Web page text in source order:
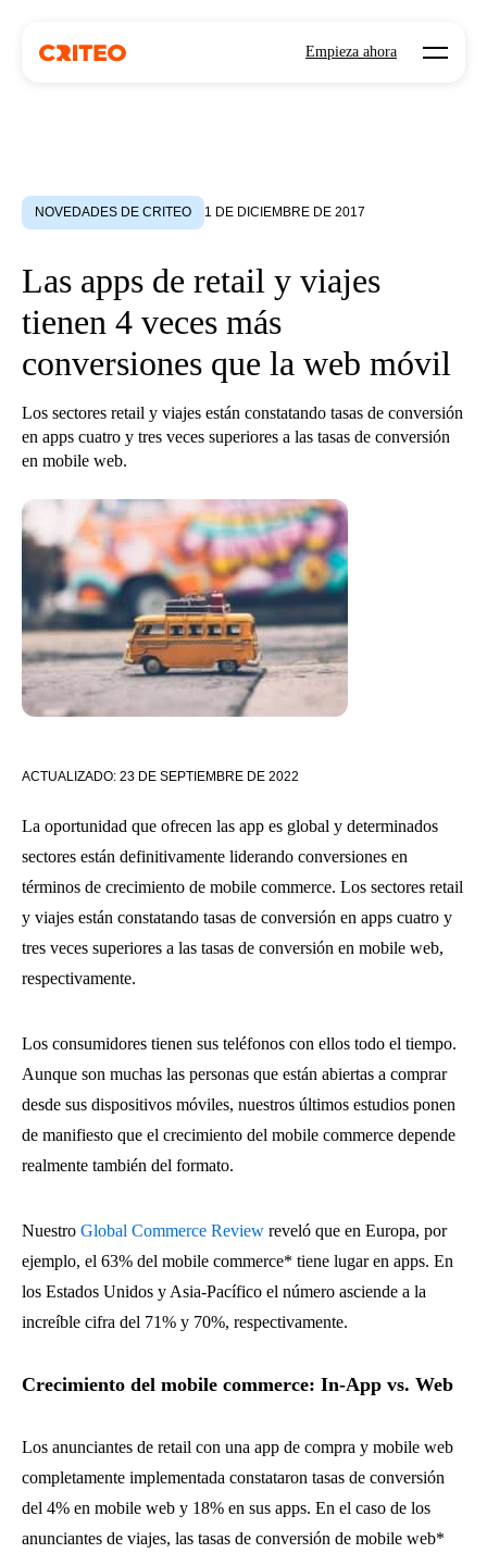
Empieza ahora Open
NOVEDADES DE CRITEO 1 DE DICIEMBRE DE 2017
Las apps de retail y viajes
tienen 4 veces más
conversiones que la web móvil
Los sectores retail y viajes están constatando tasas de conversión
en apps cuatro y tres veces superiores a las tasas de conversión
en mobile web.
ACTUALIZADO: 23 DE SEPTIEMBRE DE 2022
La oportunidad que ofrecen las app es global y determinados
sectores están definitivamente liderando conversiones en
términos de crecimiento de mobile commerce. Los sectores retail
y viajes están constatando tasas de conversión en apps cuatro y
tres veces superiores a las tasas de conversión en mobile web,
respectivamente.
Los consumidores tienen sus teléfonos con ellos todo el tiempo.
Aunque son muchas las personas que están abiertas a comprar
desde sus dispositivos móviles, nuestros últimos estudios ponen
de manifiesto que el crecimiento del mobile commerce depende
realmente también del formato.
Nuestro Global Commerce Review reveló que en Europa, por
ejemplo, el 63% del mobile commerce* tiene lugar en apps. En
los Estados Unidos y Asia-Pacífico el número asciende a la
increíble cifra del 71% y 70%, respectivamente.
Crecimiento del mobile commerce: In-App vs. Web
Los anunciantes de retail con una app de compra y mobile web
completamente implementada constataron tasas de conversión
del 4% en mobile web y 18% en sus apps. En el caso de los
anunciantes de viajes, las tasas de conversión de mobile web*